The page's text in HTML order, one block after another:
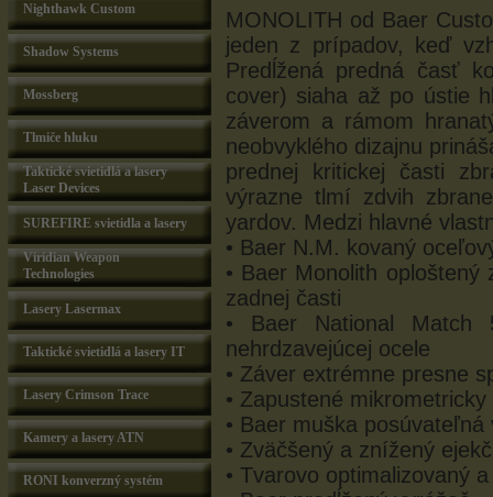
Nighthawk Custom
Shadow Systems
Mossberg
Tlmiče hluku
Taktické svietidlá a lasery
Laser Devices
SUREFIRE svietidla a lasery
Viridian Weapon
Technologies
Lasery Lasermax
Taktické svietidlá a lasery IT
Lasery Crimson Trace
Kamery a lasery ATN
RONI konverzný systém
MONOLITH od Baer
jeden z prípadov, keď
Predĺžená predná časť
cover) siaha až po ústie
záverom a rámom
neobvyklého dizajnu
prednej kritickej časti
výrazne tlmí zdvih
yardov. Medzi hlavné
• Baer N.M. kovaný
• Baer Monolith
zadnej časti
• Baer National
nehrdzavejúcej ocele
• Záver extrémne presne
• Zapustené
• Baer muška
• Zväčšený a znížený
• Tvarovo optimalizovaný